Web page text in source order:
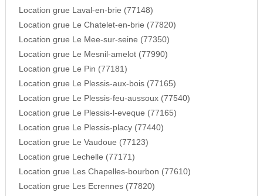
Location grue Laval-en-brie (77148)
Location grue Le Chatelet-en-brie (77820)
Location grue Le Mee-sur-seine (77350)
Location grue Le Mesnil-amelot (77990)
Location grue Le Pin (77181)
Location grue Le Plessis-aux-bois (77165)
Location grue Le Plessis-feu-aussoux (77540)
Location grue Le Plessis-l-eveque (77165)
Location grue Le Plessis-placy (77440)
Location grue Le Vaudoue (77123)
Location grue Lechelle (77171)
Location grue Les Chapelles-bourbon (77610)
Location grue Les Ecrennes (77820)